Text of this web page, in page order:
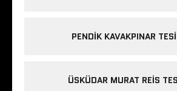
PENDIK KAVAKPINAR
ÜSKÜDAR MURAT REIS